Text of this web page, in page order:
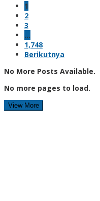
1
2
3
…
1,748
Berikutnya
No More Posts Available.
No more pages to load.
View More